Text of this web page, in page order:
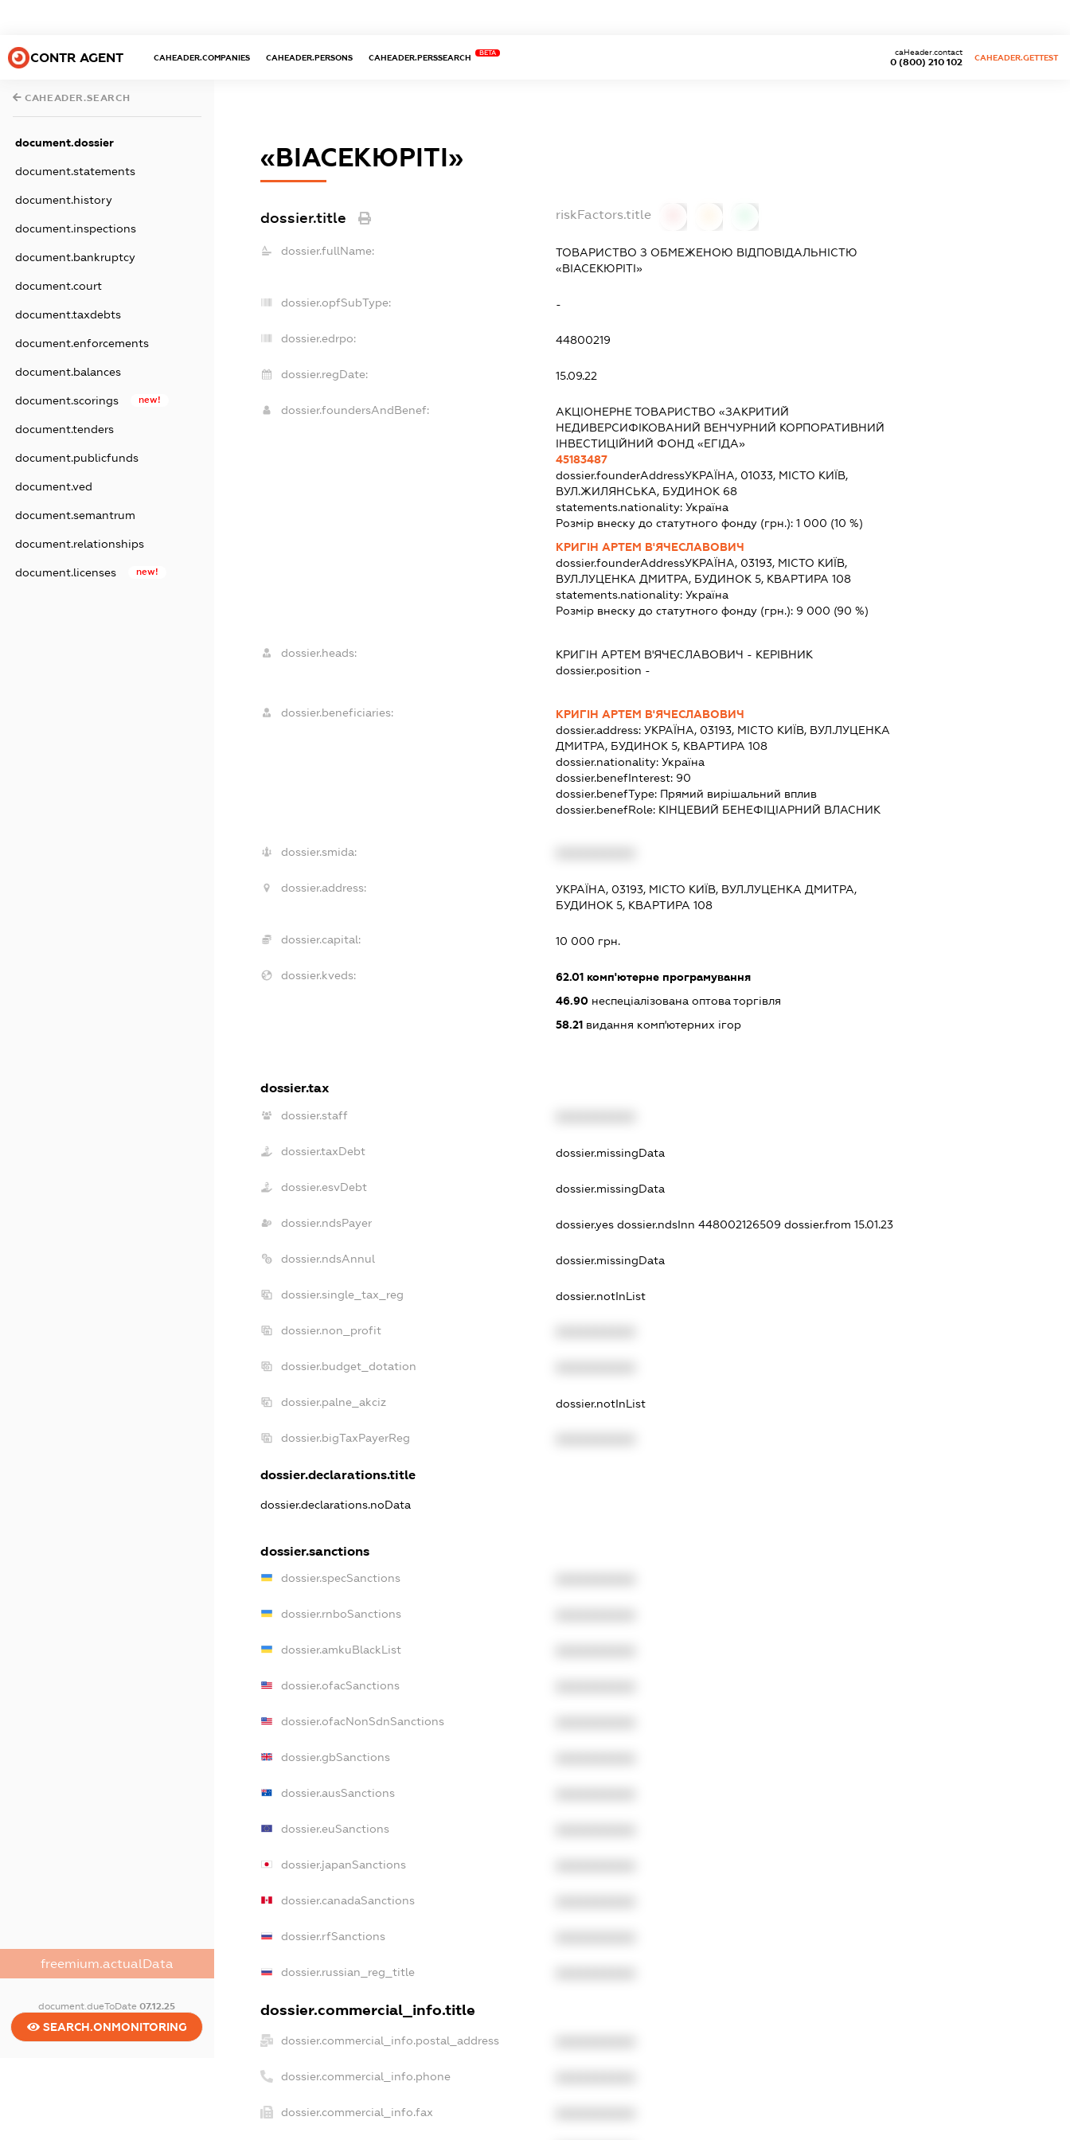
CONTR AGENT CAHEADER.COMPANIES CAHEADER.PERSONS CAHEADER.PERSSEARCH
BETA
0 (800) 210 102
caHeader.contact
CAHEADER.GETTEST
CAHEADER.SEARCH
document.dossier
document.statements
document.history
document.inspections
document.bankruptcy
document.court
document.taxdebts
document.enforcements
document.balances
document.scorings new!
document.tenders
document.publicfunds
document.ved
document.semantrum
document.relationships
document.licenses new!
freemium.actualData
document.dueToDate07.12.25
SEARCH.ONMONITORING
«ВІАСЕКЮРІТІ»
dossier.title riskFactors.title
dossier.fullName:
ТОВАРИСТВО З ОБМЕЖЕНОЮ ВІДПОВІДАЛЬНІСТЮ
«ВІАСЕКЮРІТІ»
dossier.opfSubType: -
dossier.edrpo: 44800219
dossier.regDate: 15.09.22
dossier.foundersAndBenef:
АКЦІОНЕРНЕ ТОВАРИСТВО «ЗАКРИТИЙ
НЕДИВЕРСИФІКОВАНИЙ ВЕНЧУРНИЙ КОРПОРАТИВНИЙ
ІНВЕСТИЦІЙНИЙ ФОНД «ЕГІДА»
45183487
dossier.founderAddressУКРАЇНА, 01033, МІСТО КИЇВ,
ВУЛ.ЖИЛЯНСЬКА, БУДИНОК 68
statements.nationality:Україна
Розмір внеску до статутного фонду (грн.):1 000 (10 %)
КРИГІН АРТЕМ В'ЯЧЕСЛАВОВИЧ
dossier.founderAddressУКРАЇНА, 03193, МІСТО КИЇВ,
ВУЛ.ЛУЦЕНКА ДМИТРА, БУДИНОК 5, КВАРТИРА 108
statements.nationality:Україна
Розмір внеску до статутного фонду (грн.): 9 000 (90 %)
dossier.heads: КРИГІН АРТЕМ В'ЯЧЕСЛАВОВИЧ - КЕРІВНИК
dossier.position -
dossier.beneficiaries:
КРИГІН АРТЕМ В'ЯЧЕСЛАВОВИЧ
dossier.address:УКРАЇНА, 03193, МІСТО КИЇВ, ВУЛ.ЛУЦЕНКА
ДМИТРА, БУДИНОК 5, КВАРТИРА 108
dossier.nationality:Україна
dossier.benefInterest: 90
dossier.benefType: Прямий вирішальний вплив
dossier.benefRole: КІНЦЕВИЙ БЕНЕФІЦІАРНИЙ ВЛАСНИК
dossier.smida:
dossier.address:
УКРАЇНА, 03193, МІСТО КИЇВ, ВУЛ.ЛУЦЕНКА ДМИТРА,
БУДИНОК 5, КВАРТИРА 108
dossier.capital: 10 000 грн.
dossier.kveds: 62.01 комп'ютерне програмування
46.90 неспеціалізована оптова торгівля
58.21 видання комп'ютерних ігор
dossier.tax
dossier.staff
dossier.taxDebt dossier.missingData
dossier.esvDebt dossier.missingData
dossier.ndsPayer dossier.yesdossier.ndsInn 448002126509dossier.from 15.01.23
dossier.ndsAnnul dossier.missingData
dossier.single_tax_reg dossier.notInList
dossier.non_profit
dossier.budget_dotation
dossier.palne_akciz dossier.notInList
dossier.bigTaxPayerReg
dossier.declarations.title
dossier.declarations.noData
dossier.sanctions
dossier.specSanctions
dossier.rnboSanctions
dossier.amkuBlackList
dossier.ofacSanctions
dossier.ofacNonSdnSanctions
dossier.gbSanctions
dossier.ausSanctions
dossier.euSanctions
dossier.japanSanctions
dossier.canadaSanctions
dossier.rfSanctions
dossier.russian_reg_title
dossier.commercial_info.title
dossier.commercial_info.postal_address
dossier.commercial_info.phone
dossier.commercial_info.fax